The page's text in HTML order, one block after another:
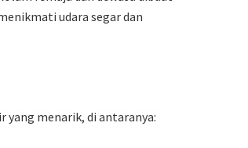
udara segar dan
yang menarik, di antaranya: